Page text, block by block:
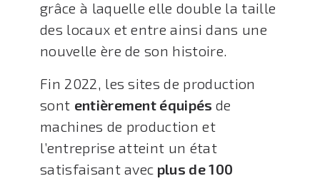
grâce à laquelle elle double la taille
des locaux et entre ainsi dans une
nouvelle ère de son histoire.
Fin 2022, les sites de production
sont entièrement équipésde
machines de production et
l’entreprise atteint un état
satisfaisant avec plus de 100